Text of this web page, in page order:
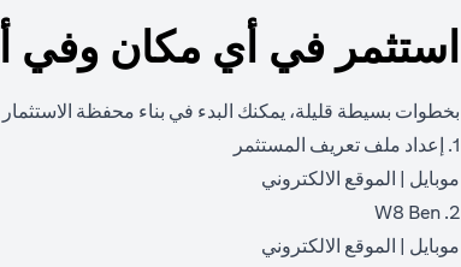
استثمر في أي مكان وفي
بخطوات بسيطة قليلة، يمكنك البدء في بناء محفظة
1. إعداد ملف تعريف المستثمر
موبايل | الموقع الالكتروني
2. W8 Ben
موبايل | الموقع الالكتروني